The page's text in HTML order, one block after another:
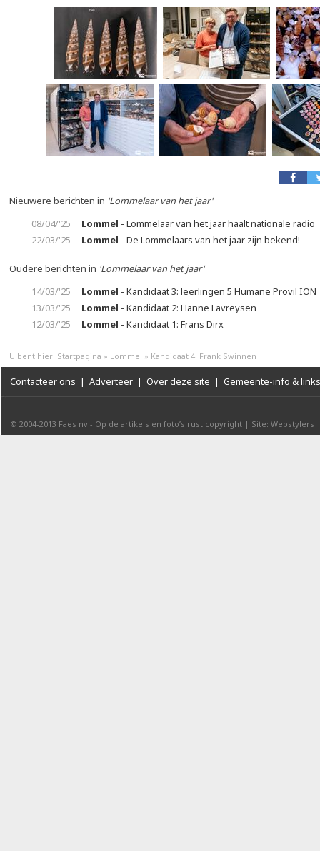
Nieuwere berichten in 'Lommelaar van het jaar'
08/04/'25
Lommel - Lommelaar van het jaar haalt nationale radio
22/03/'25
Lommel - De Lommelaars van het jaar zijn bekend!
Oudere berichten in 'Lommelaar van het jaar'
14/03/'25
Lommel - Kandidaat 3: leerlingen 5 Humane Provil ION
13/03/'25
Lommel - Kandidaat 2: Hanne Lavreysen
12/03/'25
Lommel - Kandidaat 1: Frans Dirx
U bent hier: Startpagina » Lommel » Kandidaat 4: Frank Swinnen
Contacteer ons | Adverteer | Over deze site | Gemeente-info & links
© 2004-2013 Faes nv - Op de artikels en foto’s rust copyright | Site: Webstylers